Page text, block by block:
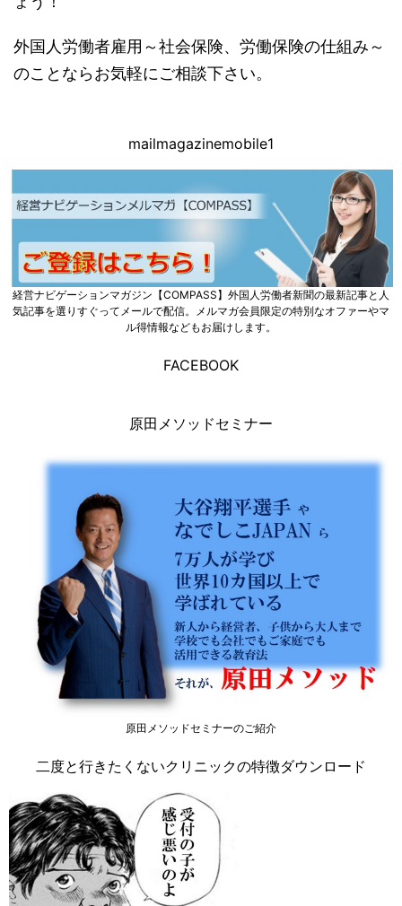
外国人労働者雇用～社会保険、労働保険の仕組み～
のことならお気軽にご相談下さい。
mailmagazinemobile1
経営ナビゲーションマガジン【COMPASS】外国人労働者新聞の最新記事と人
気記事を選りすぐってメールで配信。メルマガ会員限定の特別なオファーやマ
ル得情報などもお届けします。
FACEBOOK
原田メソッドセミナー
原田メソッドセミナーのご紹介
二度と行きたくないクリニックの特徴ダウンロード